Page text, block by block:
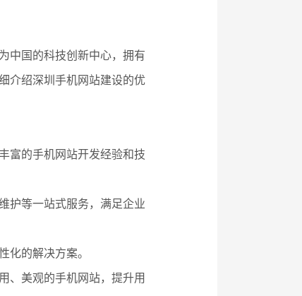
中国的科技创新中心，拥有
介绍深圳手机网站建设的优
富的手机网站开发经验和技
护等一站式服务，满足企业
化的解决方案。
、美观的手机网站，提升用